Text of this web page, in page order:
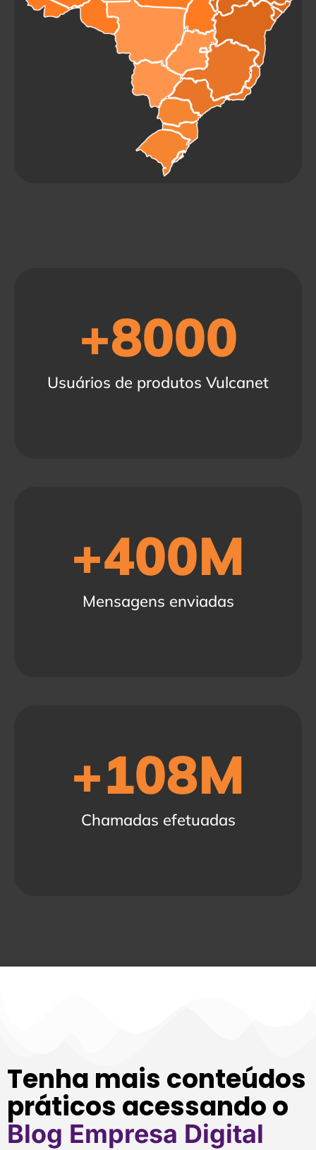
Usuários de produtos Vulcanet
+8000
Mensagens enviadas
+400M
Chamadas efetuadas
+108M
Tenha mais conteúdos
práticos acessando o
Blog Empresa Digital